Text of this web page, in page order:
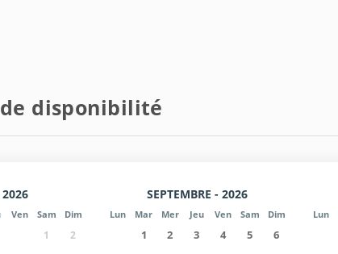
(contactez-nous).
disponibilité
Ven Sam Dim
1
2
SEPTEMBRE - 2026
Lun Mar Mer Jeu Ven Sam Dim
1 2 3 4 5
6
Lun